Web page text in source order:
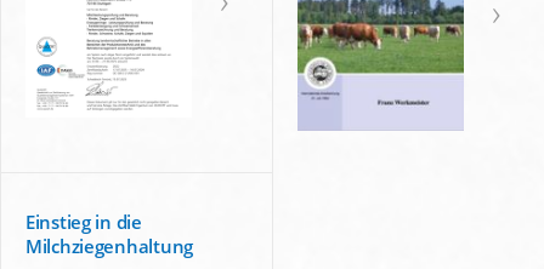
Einstieg in die
Milchziegenhaltung